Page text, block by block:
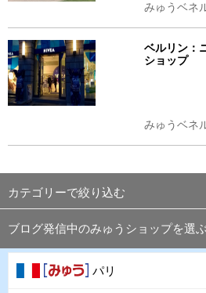
みゅうベネ
ベルリン：
ショップ
みゅうベネ
カテゴリーで絞り込む
ブログ発信中のみゅうショップを選ぶ
パリ